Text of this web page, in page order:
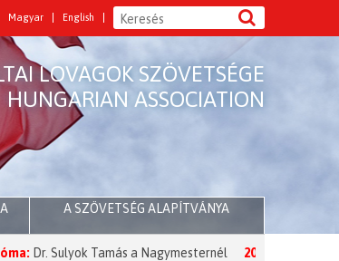
Magyar English
LOVAGOK SZÖVETSÉGE
HUNGARIAN ASSOCIATION
A SZÖVETSÉG ALAPÍTVÁNYA
Tamás a Nagymesternél 2026 Nagyböjt: A Nagymester